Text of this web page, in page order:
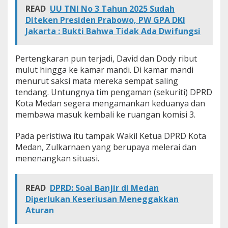
n
d
i
READ UU TNI No 3 Tahun 2025 Sudah
Diteken Presiden Prabowo, PW GPA DKI
Jakarta : Bukti Bahwa Tidak Ada Dwifungsi
Pertengkaran pun terjadi, David dan Dody ribut
mulut hingga ke kamar mandi. Di kamar mandi
menurut saksi mata mereka sempat saling
tendang. Untungnya tim pengaman (sekuriti) DPRD
Kota Medan segera mengamankan keduanya dan
membawa masuk kembali ke ruangan komisi 3.
Pada peristiwa itu tampak Wakil Ketua DPRD Kota
Medan, Zulkarnaen yang berupaya melerai dan
menenangkan situasi.
READ DPRD: Soal Banjir di Medan
Diperlukan Keseriusan Meneggakkan
Aturan